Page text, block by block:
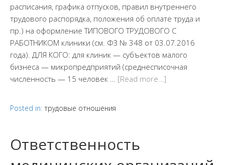
расписания, графика отпусков, правил внутреннего
трудового распорядка, положения об оплате труда и
пр.) на оформление ТИПОВОГО ТРУДОВОГО С
РАБОТНИКОМ клиники (см. ФЗ № 348 от 03.07.2016
года). ДЛЯ КОГО: для клиник — субъектов малого
бизнеса — микропредприятий (среднесписочная
численность — 15 человек … [Read more…]
Posted in: трудовые отношения
Ответственность